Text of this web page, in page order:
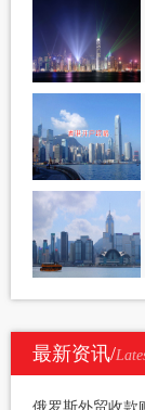
最新资讯/